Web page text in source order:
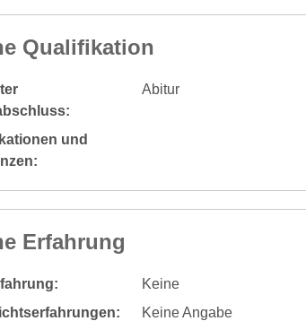
Qualifikation
Abitur
und
Erfahrung
Keine
Keine Angabe